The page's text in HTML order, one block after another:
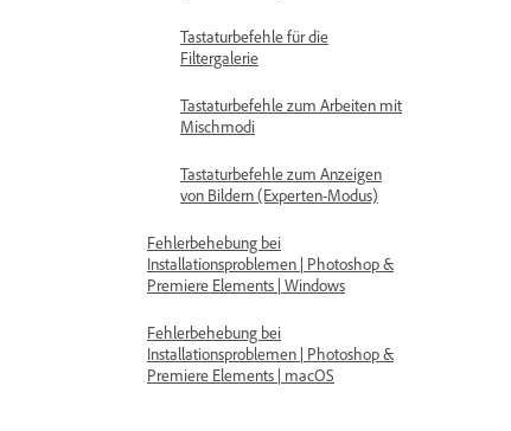
Tastaturbefehle für die
Filtergalerie
Tastaturbefehle zum Arbeiten mit
Mischmodi
Tastaturbefehle zum Anzeigen
von Bildern (Experten-Modus)
Fehlerbehebung bei
Installationsproblemen | Photoshop &
Premiere Elements | Windows
Fehlerbehebung bei
Installationsproblemen | Photoshop &
Premiere Elements | macOS